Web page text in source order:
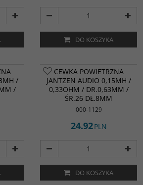
DO KOSZYKA
/
/
CEWKA POWIETRZNA
JANTZEN AUDIO 0,15MH /
0,33OHM / DR.0,63MM /
ŚR.26 DŁ.8MM
000-1129
24.92PLN
DO KOSZYKA